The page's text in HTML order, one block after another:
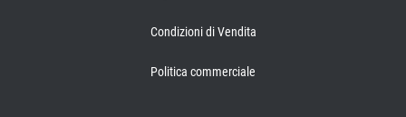
Condizioni di Vendita
Politica commerciale